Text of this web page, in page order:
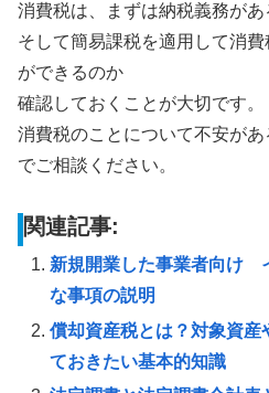
消費税は、まずは納税義務があ
そして簡易課税を適用して消
ができるのか
確認しておくことが大切です。
消費税のことについて不安が
でご相談ください。
関連記事:
新規開業した事業者向け
な事項の説明
償却資産税とは？対象資産
ておきたい基本的知識